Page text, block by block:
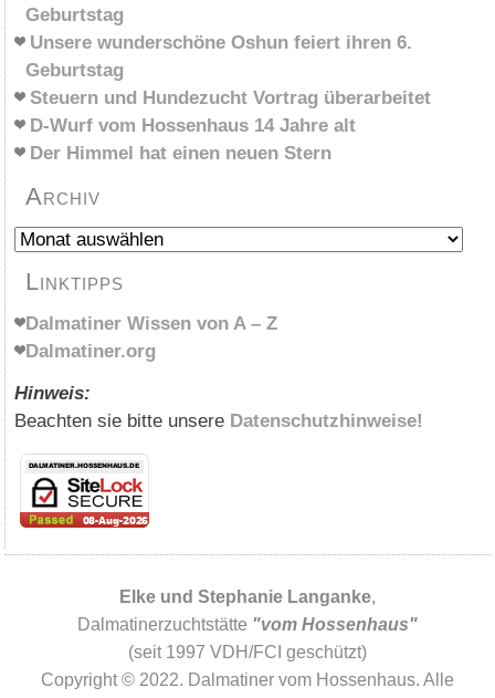
Geburtstag
Unsere wunderschöne Oshun feiert ihren 6.
Geburtstag
Steuern und Hundezucht Vortrag überarbeitet
D-Wurf vom Hossenhaus 14 Jahre alt
Der Himmel hat einen neuen Stern
Archiv
Archiv
Linktipps
Dalmatiner Wissen von A – Z
Dalmatiner.org
Hinweis:
Beachten sie bitte unsere Datenschutzhinweise!
Elke und Stephanie Langanke,
Dalmatinerzuchtstätte "vom Hossenhaus"
(seit 1997 VDH/FCI geschützt)
Copyright © 2022. Dalmatiner vom Hossenhaus. Alle